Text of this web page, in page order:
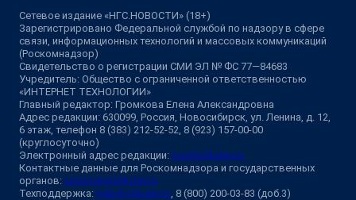
Сетевое издание «НГС.НОВОСТИ» (18+)
Зарегистрировано Федеральной службой по надзору в сфере
связи, информационных технологий и массовых коммуникаций
(Роскомнадзор)
Свидетельство о регистрации СМИ ЭЛ № ФС 77—84683
Учредитель: Общество с ограниченной ответственностью
«ИНТЕРНЕТ ТЕХНОЛОГИИ»
Главный редактор: Громкова Елена Александровна
Адрес редакции: 630099, Россия, Новосибирск, ул. Ленина, д. 12,
6 этаж, телефон 8 (383) 212-52-52, 8 (923) 157-00-00
(круглосуточно)
Электронный адрес редакции: ngs@shkulev.ru
Контактные данные для Роскомнадзора и государственных
органов: juristnsk@shkulev.ru
Техподдержка: help@shkulev.ru , 8 (800) 200-03-83 (доб.3)